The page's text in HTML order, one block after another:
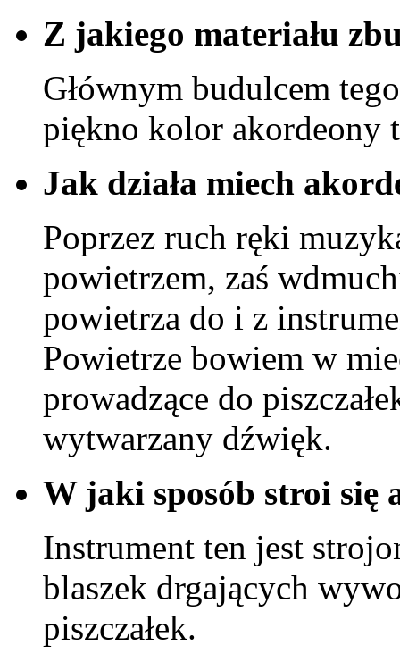
Z jakiego materiału
Głównym budulcem
piękno kolor akordeony
Jak działa miech
Poprzez ruch ręki
powietrzem, zaś
powietrza do i z
Powietrze bowiem w
prowadzące do
wytwarzany dźwięk.
W jaki sposób stroi się
Instrument ten jest
blaszek drgających
piszczałek.